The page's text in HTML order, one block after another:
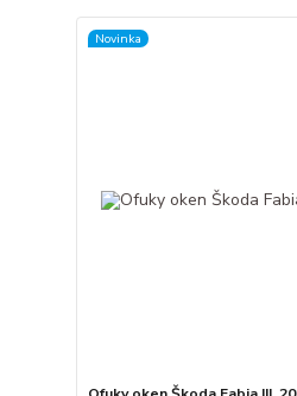
Novinka